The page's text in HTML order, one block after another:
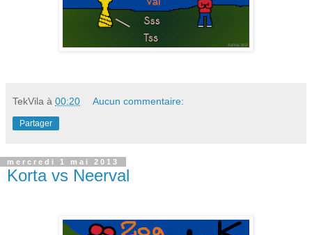
TekVila à 00:20 Aucun commentaire:
Partager
mercredi 1 mai 2013
Korta vs Neerval